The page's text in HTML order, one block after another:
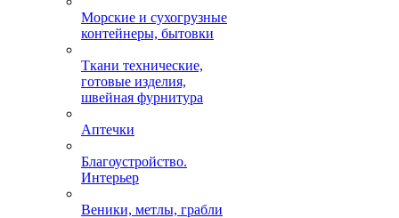
Морские и сухогрузные
контейнеры, бытовки
Ткани технические,
готовые изделия,
швейная фурнитура
Аптечки
Благоустройство.
Интерьер
Веники, метлы, грабли